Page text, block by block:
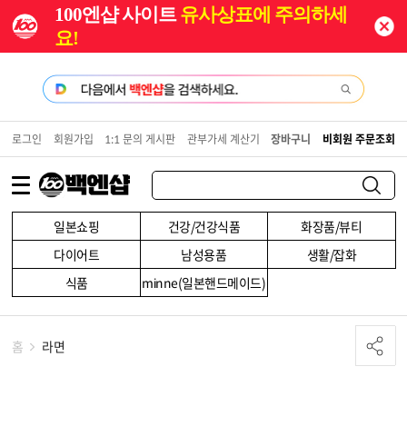
100엔샵 사이트유사상표에 주의하세
요!
일본쇼핑 건강/건강식품
화장품/뷰티
다이어트
남성용품
생활/잡화
식품
minne(일본핸드메이드)
로그인 회원가입 1:1 문의 게시판 관부가세 계산기 장바구니 비회원 주문조회
홈 라면